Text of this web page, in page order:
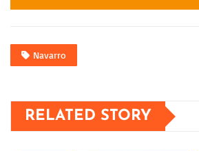
Navarro
RELATED STORY